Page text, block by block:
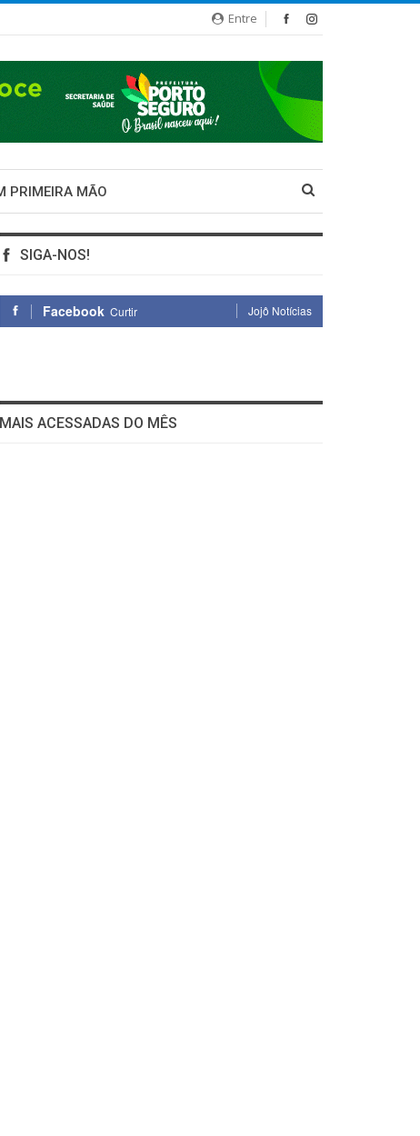
Entre
PRIMEIRA MÃO
SIGA-NOS!
Facebook Curtir Jojô Notícias
MAIS ACESSADAS DO MÊS